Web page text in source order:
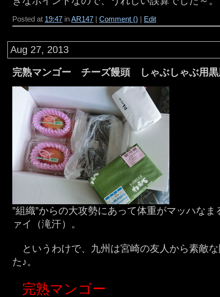
Posted at 19:47 inAR147 | Comment () | Edit
Aug 27, 2013
完熟マンゴー チーズ饅頭 しゃぶしゃぶ用黒
”組織”からの大攻勢にあって体重がマッハな
ァイ（滝汗）。
というわけで、九州は宮崎の友人から素敵
た♪。
完熟マンゴー